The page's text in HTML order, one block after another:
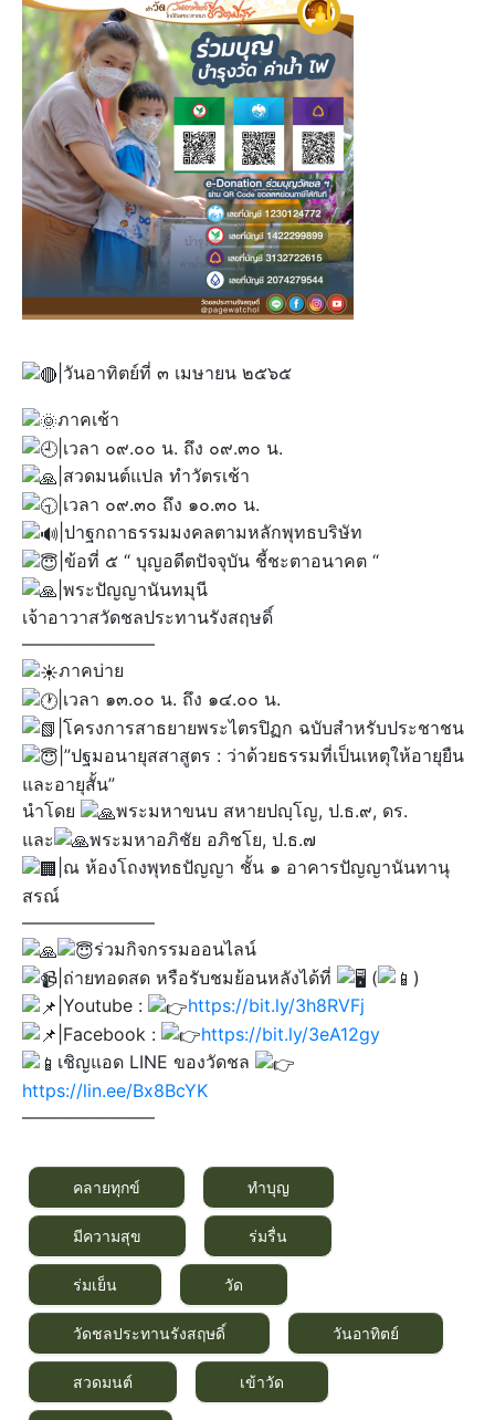
|วันอาทิตย์ที่ ๓ เมษายน ๒๕๖๕
ภาคเช้า
|เวลา ๐๙.๐๐ น. ถึง ๐๙.๓๐ น.
|สวดมนต์แปล ทำวัตรเช้า
|เวลา ๐๙.๓๐ ถึง ๑๐.๓๐ น.
|ปาฐกถาธรรมมงคลตามหลักพุทธบริษัท
|ข้อที่ ๕ “ บุญอดีตปัจจุบัน ชี้ชะตาอนาคต “
|พระปัญญานันทมุนี
เจ้าอาวาสวัดชลประทานรังสฤษดิ์
———————–
ภาคบ่าย
|เวลา ๑๓.๐๐ น. ถึง ๑๔.๐๐ น.
|โครงการสาธยายพระไตรปิฏก ฉบับสำหรับประชาชน
|”ปฐมอนายุสสาสูตร : ว่าด้วยธรรมที่เป็นเหตุให้อายุยืน
และอายุสั้น”
นำโดย
พระมหาขนบ สหายปญฺโญ, ป.ธ.๙, ดร.
และ
พระมหาอภิชัย อภิชโย, ป.ธ.๗
|ณ ห้องโถงพุทธปัญญา ชั้น ๑ อาคารปัญญานันทานุ
สรณ์
———————–
ร่วมกิจกรรมออนไลน์
|ถ่ายทอดสด หรือรับชมย้อนหลังได้ที่
(
)​
|Youtube :
https://bit.ly/3h8RVFj
|Facebook :
https://bit.ly/3eA12gy
เชิญแอด LINE ของวัดชล
https://lin.ee/Bx8BcYK
———————–
คลายทุกข์ ทำบุญ
มีความสุข ร่มรื่น
ร่มเย็น วัด
วัดชลประทานรังสฤษดิ์ วันอาทิตย์
สวดมนต์ เข้าวัด